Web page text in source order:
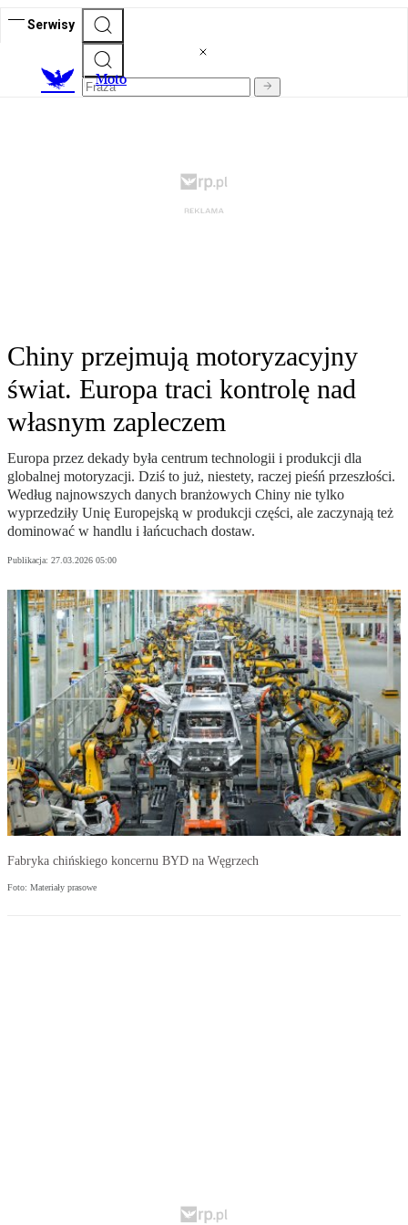
Serwisy
Moto
Chiny przejmują motoryzacyjny
świat. Europa traci kontrolę nad
własnym zapleczem
Europa przez dekady była centrum technologii i produkcji dla
globalnej motoryzacji. Dziś to już, niestety, raczej pieśń przeszłości.
Według najnowszych danych branżowych Chiny nie tylko
wyprzedziły Unię Europejską w produkcji części, ale zaczynają też
dominować w handlu i łańcuchach dostaw.
Publikacja: 27.03.2026 05:00
Fabryka chińskiego koncernu BYD na Węgrzech
Foto: Materiały prasowe